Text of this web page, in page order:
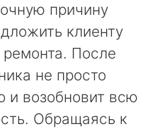
причину
клиенту
После
не просто
и возобновит всю
Обращаясь к